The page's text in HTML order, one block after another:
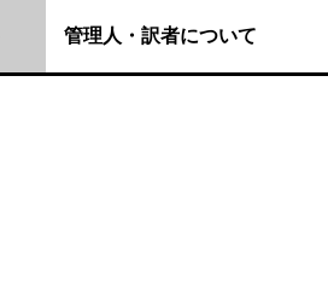
管理人・訳者について